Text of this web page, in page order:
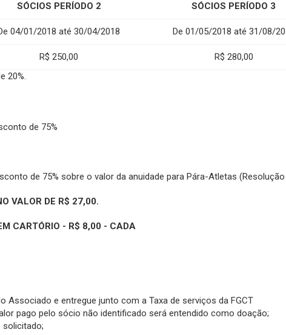
SÓCIOS PERÍODO 2 SÓCIOS PERÍODO 3
04/01/2018 até 30/04/2018 De 01/05/2018 até 31/08/
R$ 250,00 R$ 280,00
20%.
de 75%
de 75% sobre o valor da anuidade para Pára-Atletas
VALOR DE R$ 27,00.
CARTÓRIO - R$ 8,00 - CADA
Associado e entregue junto com a Taxa de serviços da FGCT
pago pelo sócio não identificado será entendido como doação;